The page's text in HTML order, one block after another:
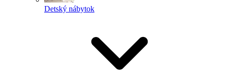
Detský nábytok